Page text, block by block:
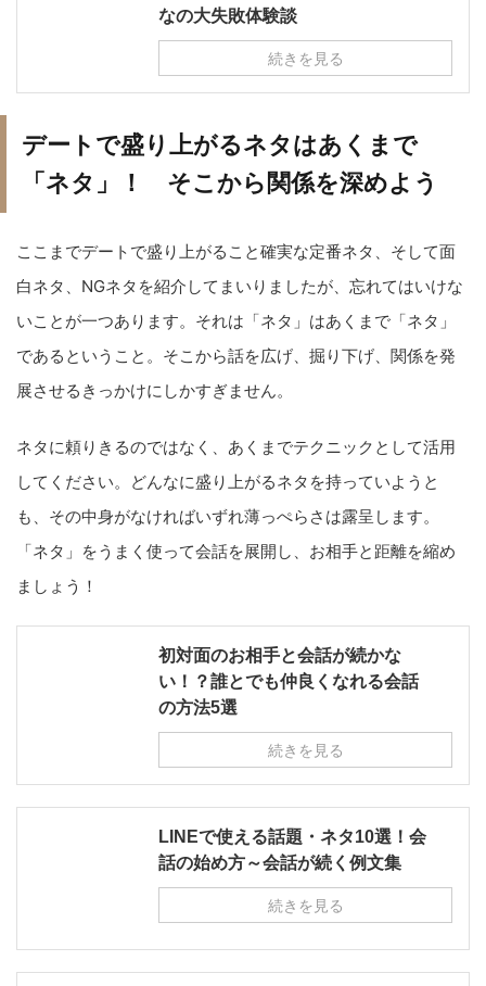
なの大失敗体験談
続きを見る
デートで盛り上がるネタはあくまで
「ネタ」！ そこから関係を深めよう
ここまでデートで盛り上がること確実な定番ネタ、そして面
白ネタ、NGネタを紹介してまいりましたが、忘れてはいけな
いことが一つあります。それは「ネタ」はあくまで「ネタ」
であるということ。そこから話を広げ、掘り下げ、関係を発
展させるきっかけにしかすぎません。
ネタに頼りきるのではなく、あくまでテクニックとして活用
してください。どんなに盛り上がるネタを持っていようと
も、その中身がなければいずれ薄っぺらさは露呈します。
「ネタ」をうまく使って会話を展開し、お相手と距離を縮め
ましょう！
初対面のお相手と会話が続かな
い！？誰とでも仲良くなれる会話
の方法5選
続きを見る
LINEで使える話題・ネタ10選！会
話の始め方～会話が続く例文集
続きを見る